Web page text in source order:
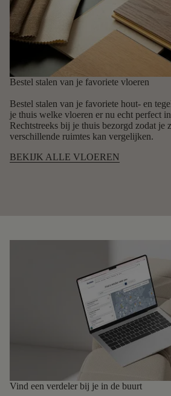
Bestel stalen van je favoriete vloeren
Bestel stalen van je favoriete hout- en
je thuis welke vloeren er nu echt perfect
Rechtstreeks bij je thuis bezorgd zodat je
verschillende ruimtes kan vergelijken.
BEKIJK ALLE VLOEREN
Vind een verdeler bij je in de buurt